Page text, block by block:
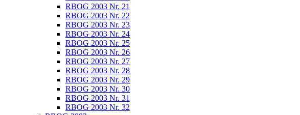
RBOG 2003 Nr. 21
RBOG 2003 Nr. 22
RBOG 2003 Nr. 23
RBOG 2003 Nr. 24
RBOG 2003 Nr. 25
RBOG 2003 Nr. 26
RBOG 2003 Nr. 27
RBOG 2003 Nr. 28
RBOG 2003 Nr. 29
RBOG 2003 Nr. 30
RBOG 2003 Nr. 31
RBOG 2003 Nr. 32